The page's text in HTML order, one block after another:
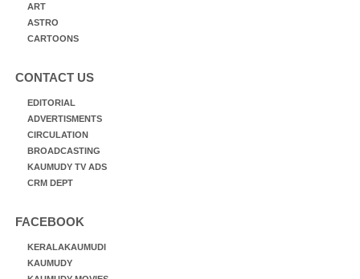
ART
ASTRO
CARTOONS
CONTACT US
EDITORIAL
ADVERTISMENTS
CIRCULATION
BROADCASTING
KAUMUDY TV ADS
CRM DEPT
FACEBOOK
KERALAKAUMUDI
KAUMUDY